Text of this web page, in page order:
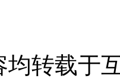
均转载于